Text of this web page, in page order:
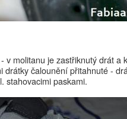
v molitanu je zastřiknutý drát a
drátky čalounění přitahnuté -
stahovacimi paskami.